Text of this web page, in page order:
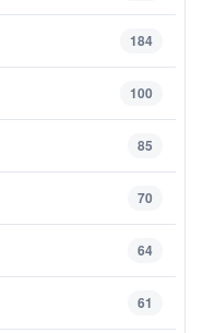
184
100
85
70
64
61